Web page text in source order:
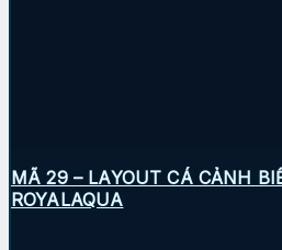
MÃ 29 – LAYOUT CÁ CẢNH
ROYALAQUA